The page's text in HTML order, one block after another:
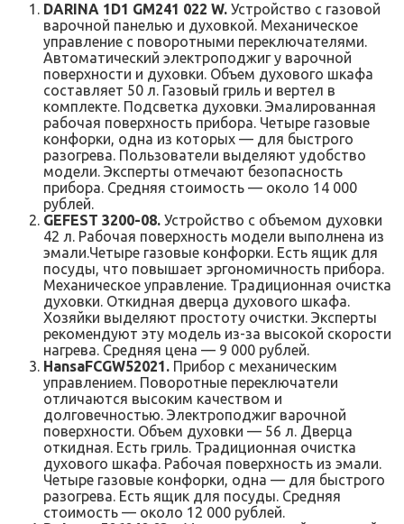
DARINA 1D1 GM241 022 W. Устройство с газовой
варочной панелью и духовкой. Механическое
управление с поворотными переключателями.
Автоматический электроподжиг у варочной
поверхности и духовки. Объем духового шкафа
составляет 50 л. Газовый гриль и вертел в
комплекте. Подсветка духовки. Эмалированная
рабочая поверхность прибора. Четыре газовые
конфорки, одна из которых — для быстрого
разогрева. Пользователи выделяют удобство
модели. Эксперты отмечают безопасность
прибора. Средняя стоимость — около 14 000
рублей.
GEFEST 3200-08. Устройство с объемом духовки
42 л. Рабочая поверхность модели выполнена из
эмали.Четыре газовые конфорки. Есть ящик для
посуды, что повышает эргономичность прибора.
Механическое управление. Традиционная очистка
духовки. Откидная дверца духового шкафа.
Хозяйки выделяют простоту очистки. Эксперты
рекомендуют эту модель из-за высокой скорости
нагрева. Средняя цена — 9 000 рублей.
HansaFCGW52021. Прибор с механическим
управлением. Поворотные переключатели
отличаются высоким качеством и
долговечностью. Электроподжиг варочной
поверхности. Объем духовки — 56 л. Дверца
откидная. Есть гриль. Традиционная очистка
духового шкафа. Рабочая поверхность из эмали.
Четыре газовые конфорки, одна — для быстрого
разогрева. Есть ящик для посуды. Средняя
стоимость — около 12 000 рублей.